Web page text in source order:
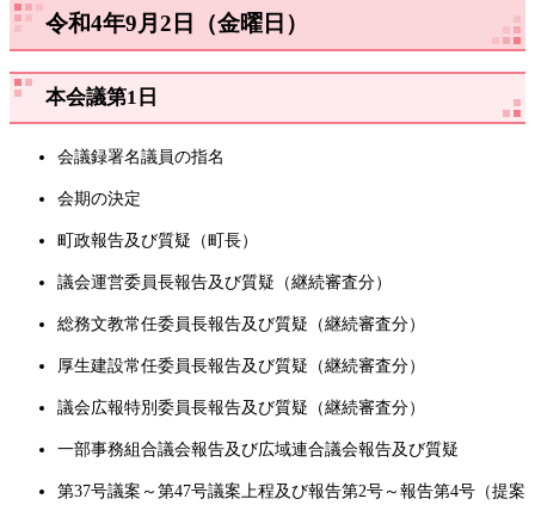
令和4年9月2日（金曜日）
本会議第1日
会議録署名議員の指名
会期の決定
町政報告及び質疑（町長）
議会運営委員長報告及び質疑（継続審査分）
総務文教常任委員長報告及び質疑（継続審査分）
厚生建設常任委員長報告及び質疑（継続審査分）
議会広報特別委員長報告及び質疑（継続審査分）
一部事務組合議会報告及び広域連合議会報告及び質疑
第37号議案～第47号議案上程及び報告第2号～報告第4号（提案